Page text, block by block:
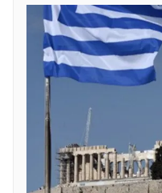
THỜI BÁO VTV
Theo dõi báo trên